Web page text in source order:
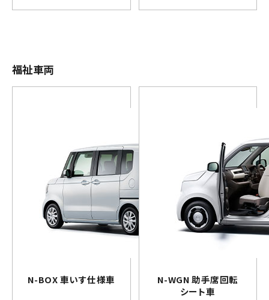
福祉車両
N-BOX車いす仕様車
N-WGN 助手席回転
シート車